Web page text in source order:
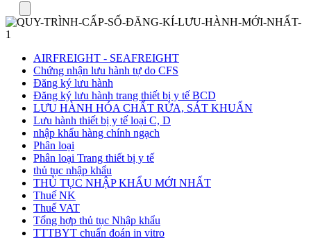
AIRFREIGHT - SEAFREIGHT
Chứng nhận lưu hành tự do CFS
Đăng ký lưu hành
Đăng ký lưu hành trang thiết bị y tế BCD
LƯU HÀNH HÓA CHẤT RỬA, SÁT KHUẨN
Lưu hành thiết bị y tế loại C, D
nhập khẩu hàng chính ngạch
Phân loại
Phân loại Trang thiết bị y tế
thủ tục nhập khẩu
THỦ TỤC NHẬP KHẨU MỚI NHẤT
Thuế NK
Thuế VAT
Tổng hợp thủ tục Nhập khẩu
TTTBYT chuẩn đoán in vitro